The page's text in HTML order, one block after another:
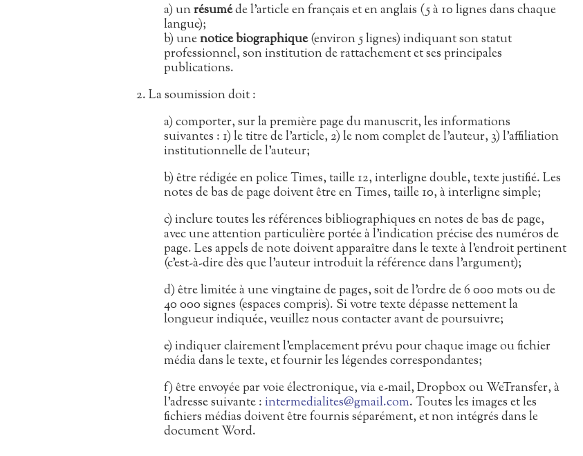
a) unrésuméde l’article en français et en anglais (5 à 10 lignes dans chaque
langue);
b) unenotice biographique(environ 5 lignes) indiquant son statut
professionnel, son institution de rattachement et ses principales
publications.
2. La soumission doit :
a) comporter, sur la première page du manuscrit, les informations
suivantes : 1) le titre de l’article, 2) le nom complet de l’auteur, 3) l’affiliation
institutionnelle de l’auteur;
b) être rédigée en police Times, taille 12, interligne double, texte justifié. Les
notes de bas de page doivent être en Times, taille 10, à interligne simple;
c) inclure toutes les références bibliographiques en notes de bas de page,
avec une attention particulière portée à l’indication précise des numéros de
page. Les appels de note doivent apparaître dans le texte à l’endroit pertinent
(c’est-à-dire dès que l’auteur introduit la référence dans l’argument);
d) être limitée à une vingtaine de pages, soit de l’ordre de 6 000 mots ou de
40 000 signes (espaces compris). Si votre texte dépasse nettement la
longueur indiquée, veuillez nous contacter avant de poursuivre;
e) indiquer clairement l’emplacement prévu pour chaque image ou fichier
média dans le texte, et fournir les légendes correspondantes;
f) être envoyée par voie électronique, via e-mail, Dropbox ou WeTransfer, à
l’adresse suivante : intermedialites@gmail.com. Toutes les images et les
fichiers médias doivent être fournis séparément, et non intégrés dans le
document Word.